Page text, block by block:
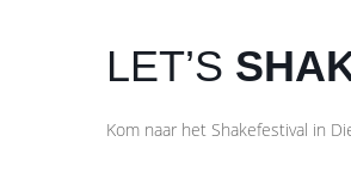
LET’S
Kom naar het Shakefestival in